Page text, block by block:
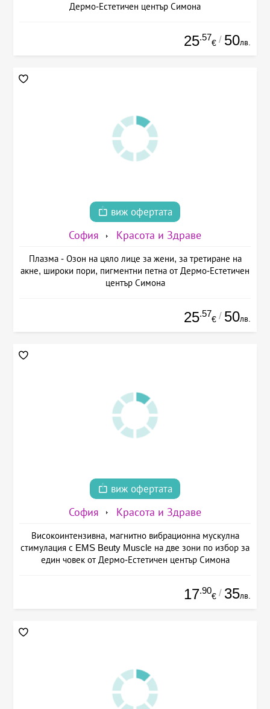
Дермо-Естетичен център Симона
25.57
€ / 50лв.
виж офертата
София Красота и Здраве
Плазма - Озон на цяло лице за жени, за третиране на
акне, широки пори, пигментни петна от Дермо-Естетичен
център Симона
25.57
€ / 50лв.
виж офертата
София Красота и Здраве
Високоинтензивна, магнитно вибрационна мускулна
стимулация с EMS Beuty Musclе на две зони по избор за
един човек от Дермо-Естетичен център Симона
17.90
€ / 35лв.